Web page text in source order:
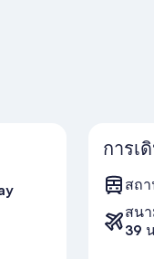
การเ
สถ
สน
39